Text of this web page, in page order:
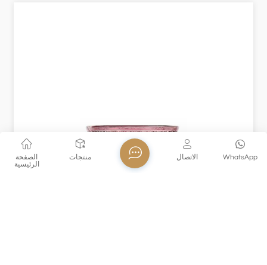
الصفحة
الرئيسية
منتجات WhatsApp الاتصال